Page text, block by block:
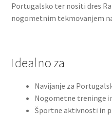
Portugalsko ter nositi dres
nogometnim tekmovanjem
Idealno za
Navijanje za
Nogometne treninge
Športne aktivnosti in